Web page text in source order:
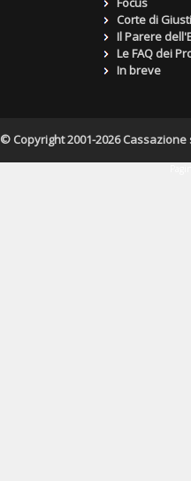
Corte di
Il Parere
Le FAQ dei
In breve
© Copyright 2001-2026 Cassazione